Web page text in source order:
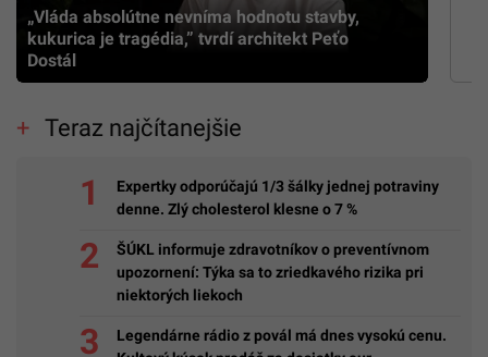
„Vláda absolútne nevníma hodnotu stavby,
kukurica je tragédia,” tvrdí architekt Peťo
Dostál
Teraz najčítanejšie
Expertky odporúčajú 1/3 šálky jednej potraviny
denne. Zlý cholesterol klesne o 7 %
ŠÚKL informuje zdravotníkov o preventívnom
upozornení: Týka sa to zriedkavého rizika pri
niektorých liekoch
Legendárne rádio z povál má dnes vysokú cenu.